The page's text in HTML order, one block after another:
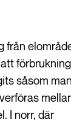
från
såsom man
I norr, där